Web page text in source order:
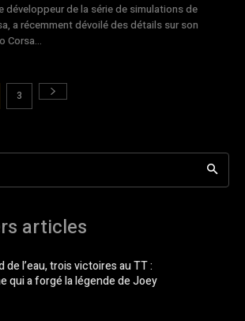
développeur de la série de simulations de
a récemment dévoilé des détails sur son
Corsa...
3
articles
l’eau, trois victoires au TT :
qui a forgé la légende de Joey